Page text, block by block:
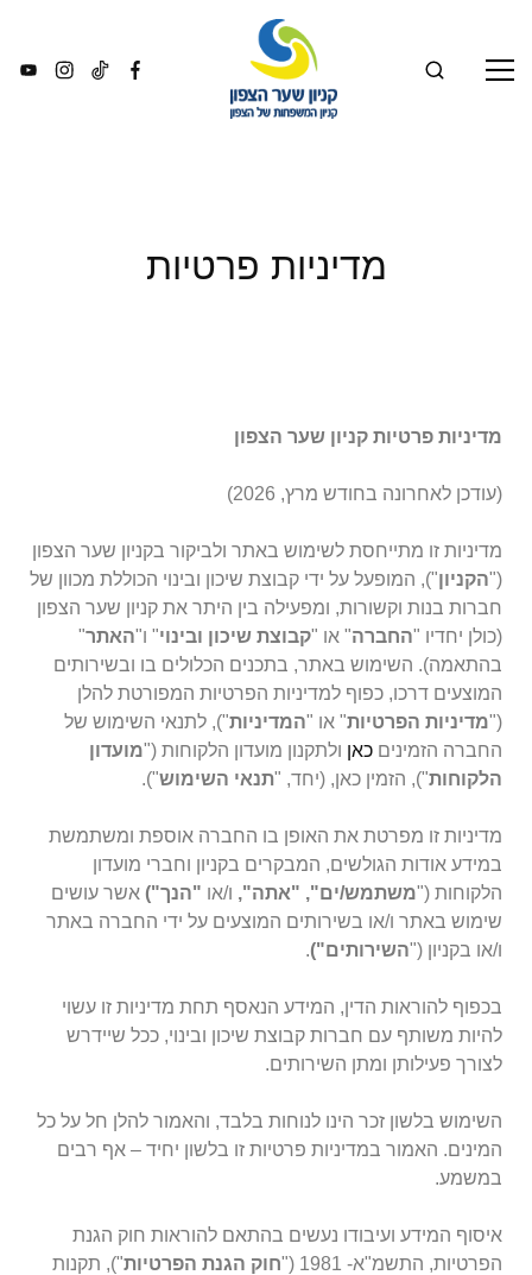
מדיניות פרטיות
מדיניות פרטיות קניון שער הצפון
(עודכן לאחרונה בחודש מרץ, 2026)
מדיניות זו מתייחסת לשימוש באתר ולביקור בקניון שער הצפון
("הקניון"), המופעל על ידי קבוצת שיכון ובינוי הכוללת מכוון של
חברות בנות וקשורות, ומפעילה בין היתר את קניון שער הצפון
(כולן יחדיו "החברה" או "קבוצת שיכון ובינוי" ו"האתר"
בהתאמה). השימוש באתר, בתכנים הכלולים בו ובשירותים
המוצעים דרכו, כפוף למדיניות הפרטיות המפורטת להלן
("מדיניות הפרטיות" או "המדיניות"), לתנאי השימוש של
החברה הזמינים כאן ולתקנון מועדון הלקוחות ("מועדון
הלקוחות"), הזמין כאן, (יחד, "תנאי השימוש").
מדיניות זו מפרטת את האופן בו החברה אוספת ומשתמשת
במידע אודות הגולשים, המבקרים בקניון וחברי מועדון
הלקוחות ("משתמש/ים", "אתה", ו/או "הנך") אשר עושים
שימוש באתר ו/או בשירותים המוצעים על ידי החברה באתר
ו/או בקניון ("השירותים").
בכפוף להוראות הדין, המידע הנאסף תחת מדיניות זו עשוי
להיות משותף עם חברות קבוצת שיכון ובינוי, ככל שיידרש
לצורך פעילותן ומתן השירותים.
השימוש בלשון זכר הינו לנוחות בלבד, והאמור להלן חל על כל
המינים. האמור במדיניות פרטיות זו בלשון יחיד – אף רבים
במשמע.
איסוף המידע ועיבודו נעשים בהתאם להוראות חוק הגנת
הפרטיות, התשמ"א- 1981
("חוק הגנת הפרטיות"), תקנות